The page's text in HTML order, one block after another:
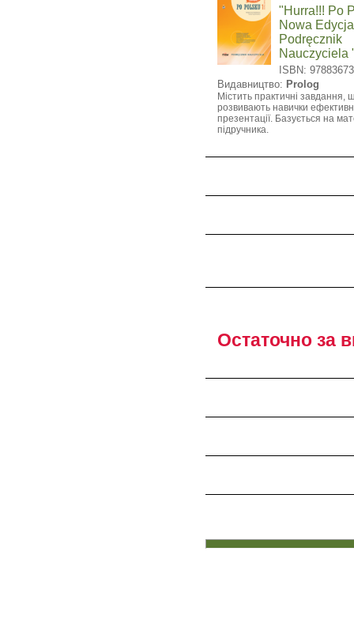
"Hurra!!! Po
Nowa
Podręcznik
Nauczyciela
ISBN:
Видавництво: Prolog
Містить практичні завдання,
розвивають навички
презентації. Базується на
підручника.
Остаточно за